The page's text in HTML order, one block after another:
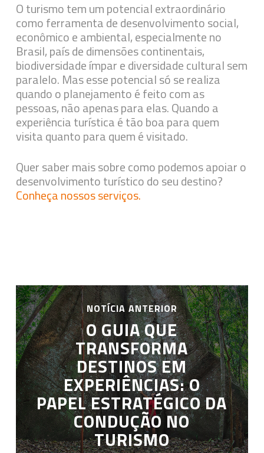
O turismo tem um potencial extraordinário
como ferramenta de desenvolvimento social,
econômico e ambiental, especialmente no
Brasil, país de dimensões continentais,
biodiversidade ímpar e diversidade cultural sem
paralelo. Mas esse potencial só se realiza
quando o planejamento é feito com as
pessoas, não apenas para elas. Quando a
experiência turística é tão boa para quem
visita quanto para quem é visitado.
Quer saber mais sobre como podemos apoiar o
desenvolvimento turístico do seu destino?
Conheça nossos serviços.
NOTÍCIA ANTERIOR
O GUIA QUE
TRANSFORMA
DESTINOS EM
EXPERIÊNCIAS: O
PAPEL ESTRATÉGICO DA
CONDUÇÃO NO
TURISMO